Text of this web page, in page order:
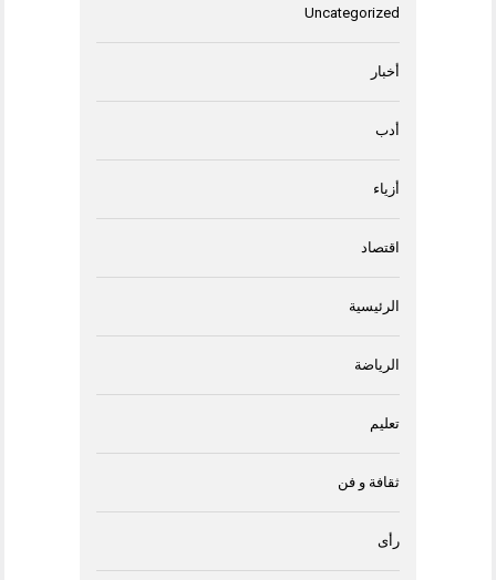
Uncategorized
أخبار
أدب
أزياء
اقتصاد
الرئيسية
الرياضة
تعليم
ثقافة و فن
رأى